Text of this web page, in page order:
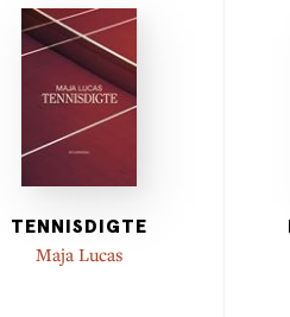
TENNISDIGTE
Maja Lucas